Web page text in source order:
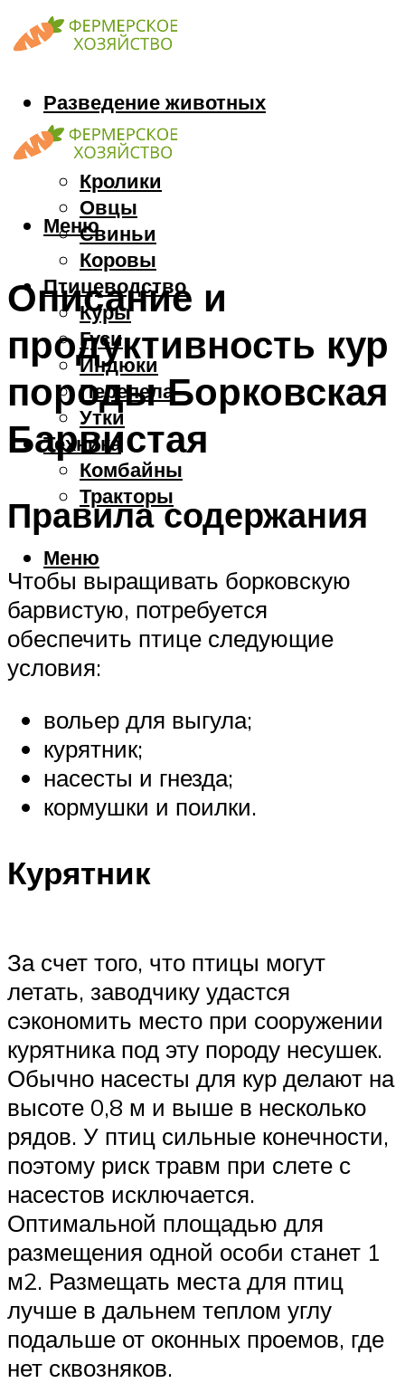
Разведение животных
Козы
Кони
Кролики
Овцы
Свиньи
Коровы
Птицеводство
Куры
Гуси
Индюки
Перепела
Утки
Техника
Комбайны
Тракторы
Меню
Меню
Описание и
продуктивность кур
породы Борковская
Барвистая
Правила содержания
Чтобы выращивать борковскую
барвистую, потребуется
обеспечить птице следующие
условия:
вольер для выгула;
курятник;
насесты и гнезда;
кормушки и поилки.
Курятник
За счет того, что птицы могут
летать, заводчику удастся
сэкономить место при сооружении
курятника под эту породу несушек.
Обычно насесты для кур делают на
высоте 0,8 м и выше в несколько
рядов. У птиц сильные конечности,
поэтому риск травм при слете с
насестов исключается.
Оптимальной площадью для
размещения одной особи станет 1
м2. Размещать места для птиц
лучше в дальнем теплом углу
подальше от оконных проемов, где
нет сквозняков.